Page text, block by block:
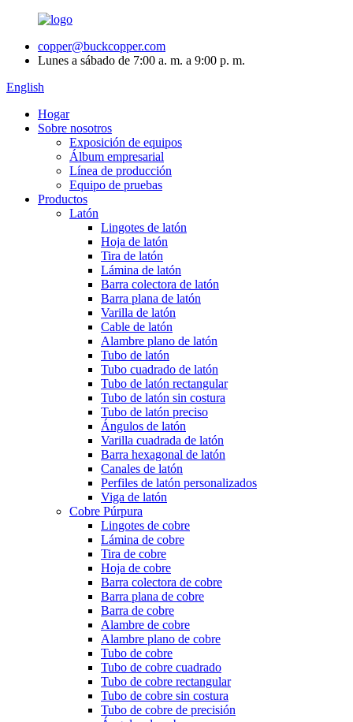
copper@buckcopper.com
Lunes a sábado de 7:00 a. m. a 9:00 p. m.
English
Hogar
Sobre nosotros
Exposición de equipos
Álbum empresarial
Línea de producción
Equipo de pruebas
Productos
Latón
Lingotes de latón
Hoja de latón
Tira de latón
Lámina de latón
Barra colectora de latón
Barra plana de latón
Varilla de latón
Cable de latón
Alambre plano de latón
Tubo de latón
Tubo cuadrado de latón
Tubo de latón rectangular
Tubo de latón sin costura
Tubo de latón preciso
Ángulos de latón
Varilla cuadrada de latón
Barra hexagonal de latón
Canales de latón
Perfiles de latón personalizados
Viga de latón
Cobre Púrpura
Lingotes de cobre
Lámina de cobre
Tira de cobre
Hoja de cobre
Barra colectora de cobre
Barra plana de cobre
Barra de cobre
Alambre de cobre
Alambre plano de cobre
Tubo de cobre
Tubo de cobre cuadrado
Tubo de cobre rectangular
Tubo de cobre sin costura
Tubo de cobre de precisión